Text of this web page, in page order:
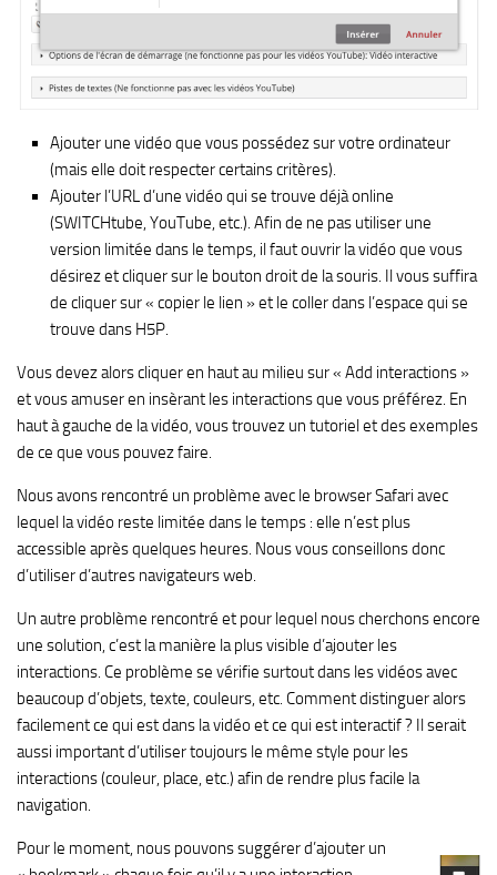
Ajouter une vidéo que vous possédez sur votre ordinateur
(mais elle doit respecter certains critères).
Ajouter l’URL d’une vidéo qui se trouve déjà online
(SWITCHtube, YouTube, etc.). Afin de ne pas utiliser une
version limitée dans le temps, il faut ouvrir la vidéo que vous
désirez et cliquer sur le bouton droit de la souris. Il vous suffira
de cliquer sur « copier le lien » et le coller dans l’espace qui se
trouve dans H5P.
Vous devez alors cliquer en haut au milieu sur « Add interactions »
et vous amuser en insèrant les interactions que vous préférez. En
haut à gauche de la vidéo, vous trouvez un tutoriel et des exemples
de ce que vous pouvez faire.
Nous avons rencontré un problème avec le browser Safari avec
lequel la vidéo reste limitée dans le temps : elle n’est plus
accessible après quelques heures. Nous vous conseillons donc
d’utiliser d’autres navigateurs web.
Un autre problème rencontré et pour lequel nous cherchons encore
une solution, c’est la manière la plus visible d’ajouter les
interactions. Ce problème se vérifie surtout dans les vidéos avec
beaucoup d’objets, texte, couleurs, etc. Comment distinguer alors
facilement ce qui est dans la vidéo et ce qui est interactif ? Il serait
aussi important d’utiliser toujours le même style pour les
interactions (couleur, place, etc.) afin de rendre plus facile la
navigation.
Pour le moment, nous pouvons suggérer d’ajouter un